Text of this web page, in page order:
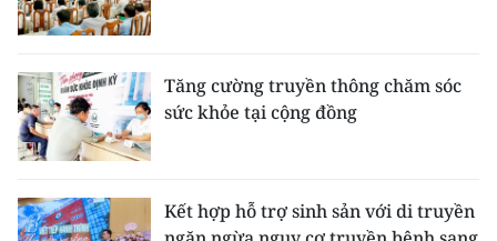
Tăng cường truyền thông chăm sóc
sức khỏe tại cộng đồng
Kết hợp hỗ trợ sinh sản với di truyền